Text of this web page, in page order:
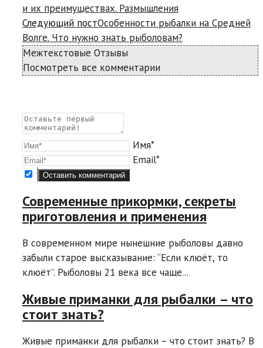
и их преимуществах. Размышления
Следующий постОсобенности рыбалки на Средней
Волге. Что нужно знать рыболовам?
Межтекстовые Отзывы
Посмотреть все комментарии
Имя*
Email*
Современные прикормки, секреты
приготовления и применения
В современном мире нынешние рыболовы давно
забыли старое высказывание: “Если клюёт, то
клюёт”. Рыболовы 21 века все чаще...
Живые приманки для рыбалки – что
стоит знать?
Живые приманки для рыбалки – что стоит знать? В